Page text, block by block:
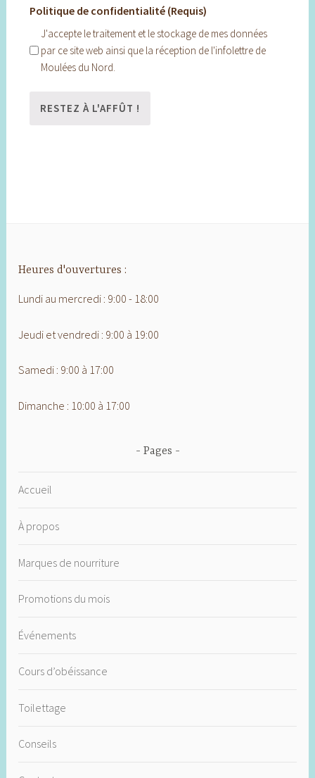
Politique de confidentialité (Requis)
J'accepte le traitement et le stockage de mes données
par ce site web ainsi que la réception de l'infolettre de
Moulées du Nord.
Heures d'ouvertures :
Lundi au mercredi : 9:00 - 18:00
Jeudi et vendredi : 9:00 à 19:00
Samedi : 9:00 à 17:00
Dimanche : 10:00 à 17:00
Pages
Accueil
À propos
Marques de nourriture
Promotions du mois
Événements
Cours d’obéissance
Toilettage
Conseils